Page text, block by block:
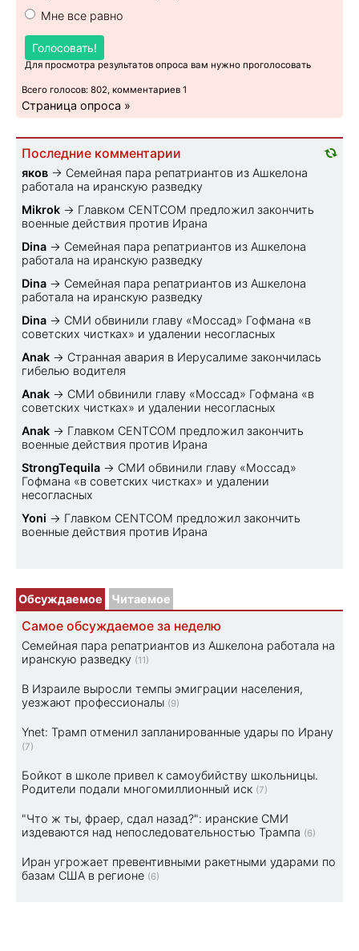
Мне все равно
Голосовать!
Для просмотра результатов опроса вам нужно проголосовать
Всего голосов: 802, комментариев 1
Страница опроса »
Последние комментарии
яков → Семейная пара репатриантов из Ашкелона
работала на иранскую разведку
Mikrok → Главком CENTCOM предложил закончить
военные действия против Ирана
Dina → Семейная пара репатриантов из Ашкелона
работала на иранскую разведку
Dina → Семейная пара репатриантов из Ашкелона
работала на иранскую разведку
Dina → СМИ обвинили главу «Моссад» Гофмана «в
советских чистках» и удалении несогласных
Anak → Странная авария в Иерусалиме закончилась
гибелью водителя
Anak → СМИ обвинили главу «Моссад» Гофмана «в
советских чистках» и удалении несогласных
Anak → Главком CENTCOM предложил закончить
военные действия против Ирана
StrongTequila → СМИ обвинили главу «Моссад»
Гофмана «в советских чистках» и удалении
несогласных
Yoni → Главком CENTCOM предложил закончить
военные действия против Ирана
Обсуждаемое Читаемое
Самое обсуждаемое за неделю
Семейная пара репатриантов из Ашкелона работала на
иранскую разведку (11)
В Израиле выросли темпы эмиграции населения,
уезжают профессионалы (9)
Ynet: Трамп отменил запланированные удары по Ирану
(7)
Бойкот в школе привел к самоубийству школьницы.
Родители подали многомиллионный иск (7)
"Что ж ты, фраер, сдал назад?": иранские СМИ
издеваются над непоследовательностью Трампа (6)
Иран угрожает превентивными ракетными ударами по
базам США в регионе (6)